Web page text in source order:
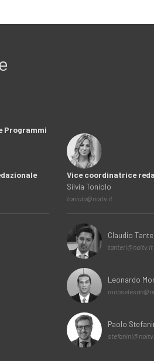
Programmi
Vice coordinatrice
Silvia Toniolo
toniolo@noitv.it
Claudio
tanteri@noitv.it
Leonardo
Paolo